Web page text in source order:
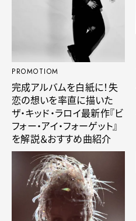
PROMOTIOM
完成アルバムを白紙に！失
恋の想いを率直に描いた
ザ・キッド・ラロイ最新作『ビ
フォー・アイ・フォーゲット』
を解説＆おすすめ曲紹介